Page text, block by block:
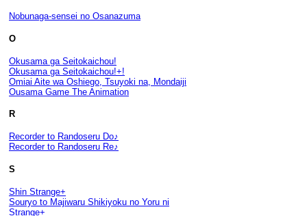
Nobunaga-sensei no Osanazuma
O
Okusama ga Seitokaichou!
Okusama ga Seitokaichou!+!
Omiai Aite wa Oshiego, Tsuyoki na, Mondaiji
Ousama Game The Animation
R
Recorder to Randoseru Do♪
Recorder to Randoseru Re♪
S
Shin Strange+
Souryo to Majiwaru Shikiyoku no Yoru ni
Strange+